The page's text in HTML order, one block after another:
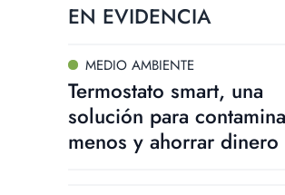
EN EVIDENCIA
MEDIO AMBIENTE
Termostato smart, una
solución para
menos y ahorrar dinero